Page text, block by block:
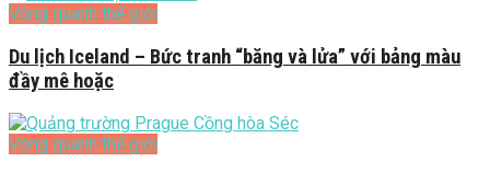
Vòng quanh thế giới
Du lịch Iceland – Bức tranh “băng và lửa” với bảng màu
đầy mê hoặc
Vòng quanh thế giới